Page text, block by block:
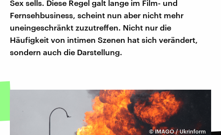
Sex sells. Diese Regel galt lange im Film- und
Fernsehbusiness, scheint nun aber nicht mehr
uneingeschränkt zuzutreffen. Nicht nur die
Häufigkeit von intimen Szenen hat sich verändert,
sondern auch die Darstellung.
©IMAGO / Ukrinform